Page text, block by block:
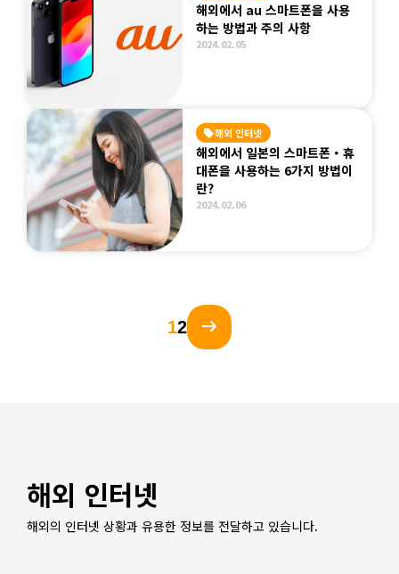
해외에서 au 스마트폰을 사용
하는 방법과 주의 사항
2024.02.05
해외 인터넷
해외에서 일본의 스마트폰・휴
대폰을 사용하는 6가지 방법이
란?
2024.02.06
12
해외 인터넷
해외의 인터넷 상황과 유용한 정보를 전달하고 있습니다.